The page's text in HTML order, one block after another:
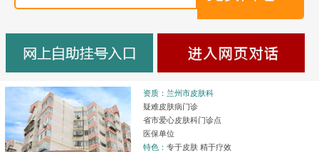
资质：兰州市皮肤科
疑难皮肤病门诊
省市爱心皮肤科门诊点
医保单位
特色：专于皮肤 精于疗效